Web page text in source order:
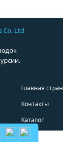
Co. Ltd
Главная
Контакты
Каталог